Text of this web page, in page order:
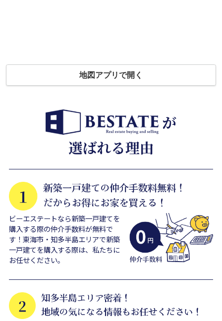
地図アプリで開く
ビーエステートなら新築一戸建てを
購入する際の仲介手数料が無料で
す！東海市・知多半島エリアで新築
一戸建てを購入する際は、私たちに
お任せください。